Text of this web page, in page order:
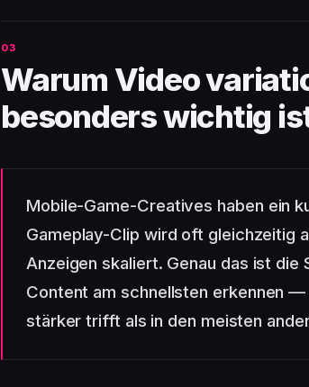
Warum Video
besonders wichtig
Mobile-Game-Creatives haben ein
Gameplay-Clip wird oft gleichzeitig
Anzeigen skaliert. Genau das ist
Content am schnellsten erkennen —
stärker trifft als in den meisten